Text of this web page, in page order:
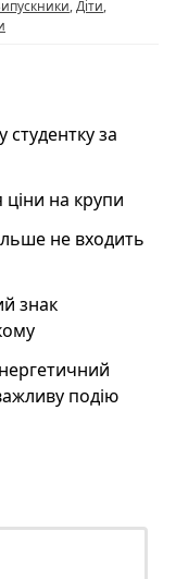
,Діти,
студентку за
на крупи
не входить
знак
подію